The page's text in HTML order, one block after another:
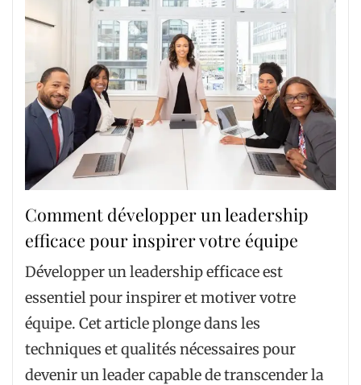
Comment développer un leadership
efficace pour inspirer votre équipe
Développer un leadership efficace est
essentiel pour inspirer et motiver votre
équipe. Cet article plonge dans les
techniques et qualités nécessaires pour
devenir un leader capable de transcender la